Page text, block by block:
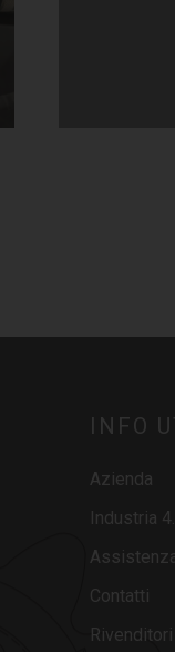
INFO
Azienda
Industria
Contatti
Rivenditori